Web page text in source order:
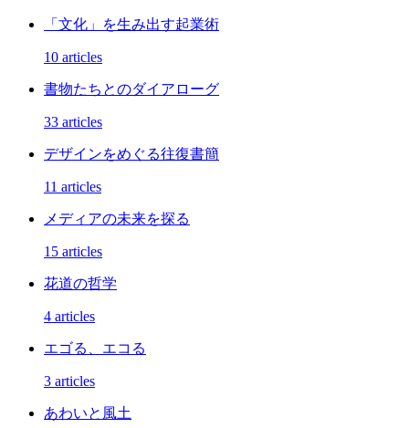
「文化」を生み出す起業術
10 articles
書物たちとのダイアローグ
33 articles
デザインをめぐる往復書簡
11 articles
メディアの未来を探る
15 articles
花道の哲学
4 articles
エゴる、エコる
3 articles
あわいと風土